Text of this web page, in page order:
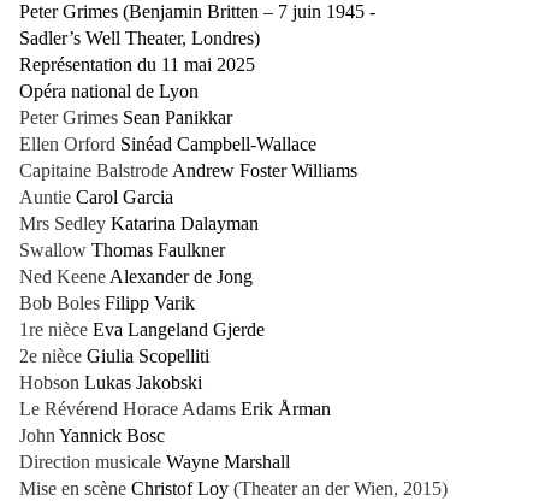
Peter Grimes (Benjamin Britten – 7 juin 1945 -
Sadler’s Well Theater, Londres)
Représentation du 11 mai 2025
Opéra national de Lyon
Peter Grimes Sean Panikkar
Ellen Orford Sinéad Campbell-Wallace
Capitaine Balstrode Andrew Foster Williams
Auntie Carol Garcia
Mrs Sedley Katarina Dalayman
Swallow Thomas Faulkner
Ned Keene Alexander de Jong
Bob Boles Filipp Varik
1re nièce Eva Langeland Gjerde
2e nièce Giulia Scopelliti
Hobson Lukas Jakobski
Le Révérend Horace Adams Erik Årman
John Yannick Bosc
Direction musicale Wayne Marshall
Mise en scène Christof Loy (Theater an der Wien, 2015)